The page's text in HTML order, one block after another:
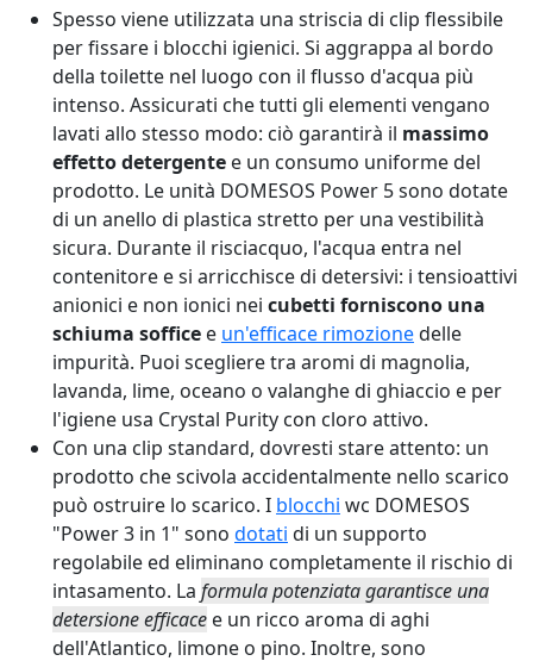
Spesso viene utilizzata una striscia di clip flessibile
per fissare i blocchi igienici. Si aggrappa al bordo
della toilette nel luogo con il flusso d'acqua più
intenso. Assicurati che tutti gli elementi vengano
lavati allo stesso modo: ciò garantirà il massimo
effetto detergente e un consumo uniforme del
prodotto. Le unità DOMESOS Power 5 sono dotate
di un anello di plastica stretto per una vestibilità
sicura. Durante il risciacquo, l'acqua entra nel
contenitore e si arricchisce di detersivi: i tensioattivi
anionici e non ionici nei cubetti forniscono una
schiuma soffice e un'efficace rimozionedelle
impurità. Puoi scegliere tra aromi di magnolia,
lavanda, lime, oceano o valanghe di ghiaccio e per
l'igiene usa Crystal Purity con cloro attivo.
Con una clip standard, dovresti stare attento: un
prodotto che scivola accidentalmente nello scarico
può ostruire lo scarico. I blocchi wc DOMESOS
"Power 3 in 1" sono dotati di un supporto
regolabile ed eliminano completamente il rischio di
intasamento. La formula potenziata garantisce una
detersione efficace e un ricco aroma di aghi
dell'Atlantico, limone o pino. Inoltre, sono